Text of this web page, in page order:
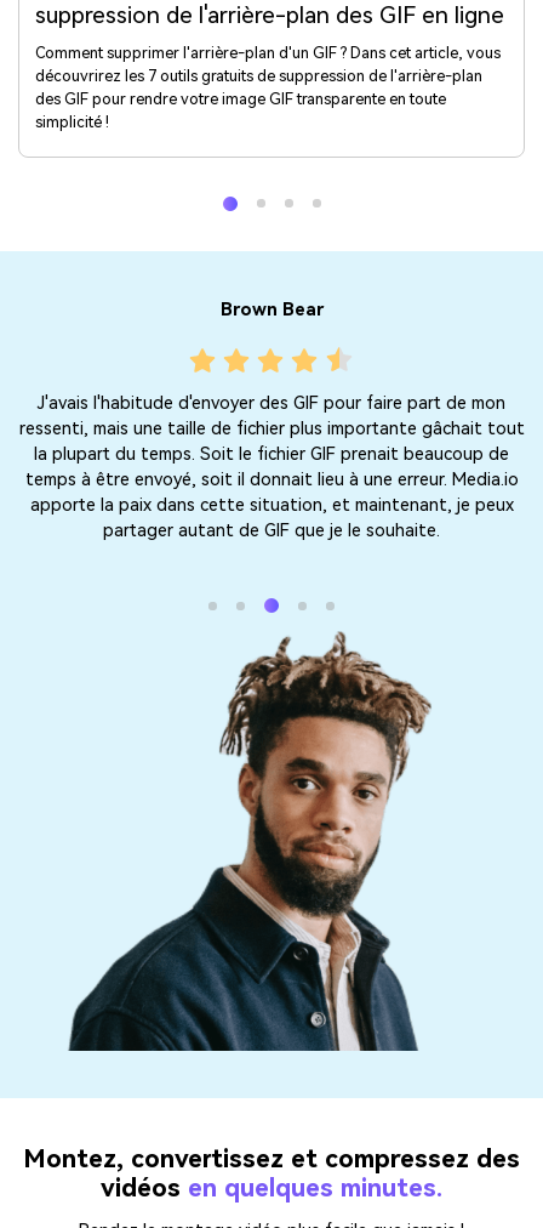
suppression de l'arrière-plan des GIF en ligne
Comment supprimer l'arrière-plan d'un GIF ? Dans cet article, vous
découvrirez les 7 outils gratuits de suppression de l'arrière-plan
des GIF pour rendre votre image GIF transparente en toute
simplicité !
Brown Bear
J'avais l'habitude d'envoyer des GIF pour faire part de mon
ressenti, mais une taille de fichier plus importante gâchait tout
la plupart du temps. Soit le fichier GIF prenait beaucoup de
temps à être envoyé, soit il donnait lieu à une erreur. Media.io
apporte la paix dans cette situation, et maintenant, je peux
partager autant de GIF que je le souhaite.
Montez, convertissez et compressez des
vidéos en quelques minutes.